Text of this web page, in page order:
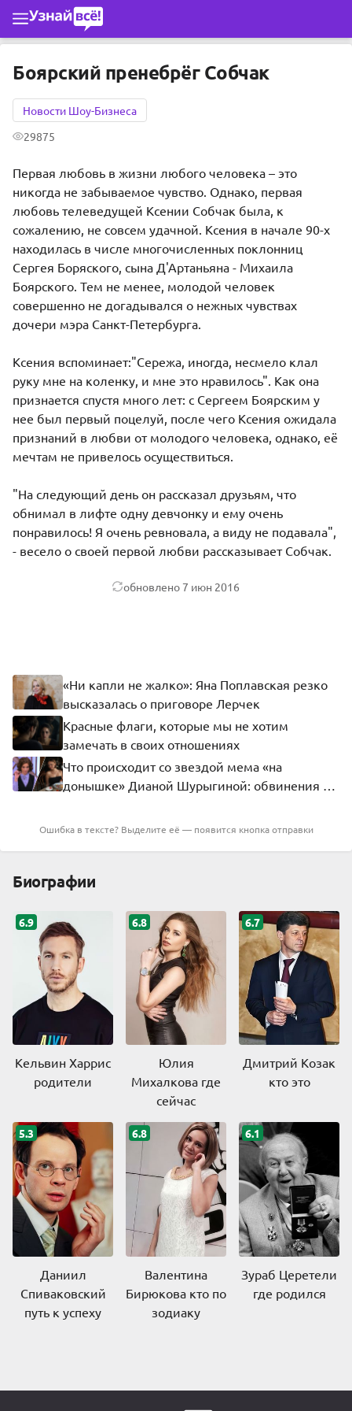
Перейти к основному содержимому
Боярский пренебрёг Собчак
Новости Шоу-Бизнеса
29875
Первая любовь в жизни любого человека – это
никогда не забываемое чувство. Однако, первая
любовь телеведущей Ксении Собчак была, к
сожалению, не совсем удачной. Ксения в начале 90-х
находилась в числе многочисленных поклонниц
Сергея Боряского, сына Д'Артаньяна - Михаила
Боярского. Тем не менее, молодой человек
совершенно не догадывался о нежных чувствах
дочери мэра Санкт-Петербурга.
Ксения вспоминает:"Сережа, иногда, несмело клал
руку мне на коленку, и мне это нравилось". Как она
признается спустя много лет: с Сергеем Боярским у
нее был первый поцелуй, после чего Ксения ожидала
признаний в любви от молодого человека, однако, её
мечтам не привелось осуществиться.
"На следующий день он рассказал друзьям, что
обнимал в лифте одну девчонку и ему очень
понравилось! Я очень ревновала, а виду не подавала",
- весело о своей первой любви рассказывает Собчак.
обновлено7 июн 2016
«Ни капли не жалко»: Яна Поплавская резко
высказалась о приговоре Лерчек
Красные флаги, которые мы не хотим
замечать в своих отношениях
Что происходит со звездой мема «на
донышке» Дианой Шурыгиной: обвинения в
Ошибка в тексте? Выделите её — появится кнопка отправки
Биографии
6.9
Кельвин Харрис
родители
6.8
Юлия
Михалкова где
сейчас
6.7
Дмитрий Козак
кто это
5.3
Даниил
Спиваковский
путь к успеху
6.8
Валентина
Бирюкова кто по
зодиаку
6.1
Зураб Церетели
где родился